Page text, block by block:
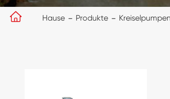
 Hause Produkte Kreiselpumpen